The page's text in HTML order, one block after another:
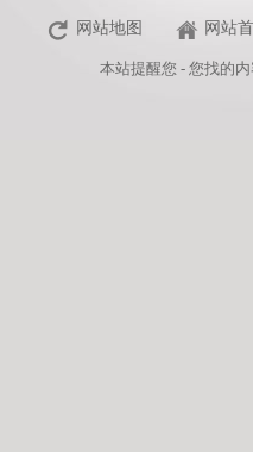
网站地图 网站
本站提醒您 - 您找的